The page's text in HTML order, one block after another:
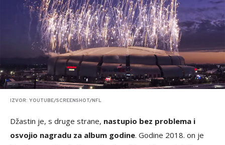
IZVOR: YOUTUBE/SCREENSHOT/NFL
Džastin je, s druge strane, nastupio bez problema i
osvojio nagradu za album godine. Godine 2018. on je